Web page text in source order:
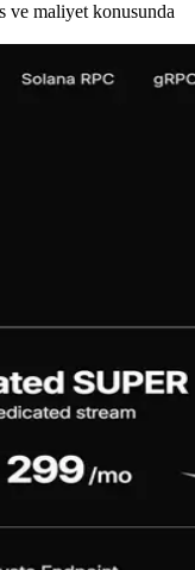
ve maliyet konusunda